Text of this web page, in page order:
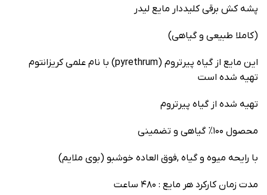
پشه کش برقی کلیددار مایع لیدر
(کاملا طبیعی و گیاهی)
این مایع از گیاه پیرتروم (pyrethrum) با نام علمی کریزانتوم
تهیه شده است
تهیه شده از گیاه پیرتروم
محصول ۱۰۰% گیاهی و تضمینی
با رایحه میوه و گیاه ,فوق العاده خوشبو (بوی ملایم)
مدت زمان کارکرد هر مایع : ۴۸۰ ساعت